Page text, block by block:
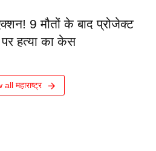
9 मौतों के बाद प्रोजेक्ट
हत्या का केस
महाराष्ट्र